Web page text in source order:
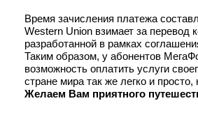
Время зачисления платежа
Western Union взимает за перевод
разработанной в рамках
Таким образом, у абонентов
возможность оплатить услуги
стране мира так же легко и
Желаем Вам приятного